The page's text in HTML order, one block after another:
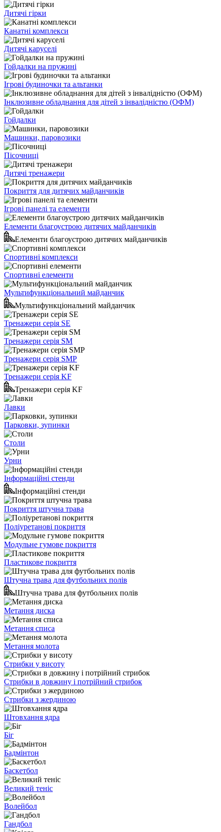
Дитячі гірки
Канатні комплекси
Дитячі каруселі
Гойдалки на пружині
Ігрові будиночки та альтанки
Інклюзивне обладнання для дітей з інвалідністю (ОФМ)
Гойдалки
Машинки, паровозики
Пісочниці
Дитячі тренажери
Покриття для дитячих майданчиків
Ігрові панелі та елементи
Елементи благоустрою дитячих майданчиків
Елементи благоустрою дитячих майданчиків
Спортивні комплекси
Спортивні елементи
Мультифункціональний майданчик
Мультифункціональний майданчик
Тренажери серія SE
Тренажери серія SM
Тренажери серія SMP
Тренажери серія KF
Тренажери серія KF
Лавки
Парковки, зупинки
Столи
Урни
Інформаційні стенди
Інформаційні стенди
Покриття штучна трава
Поліуретанові покриття
Модульне гумове покриття
Пластикове покриття
Штучна трава для футбольних полів
Штучна трава для футбольних полів
Метання диска
Метання списа
Метання молота
Стрибки у висоту
Стрибки в довжину і потрійний стрибок
Стрибки з жердиною
Штовхання ядра
Біг
Бадмінтон
Баскетбол
Великий теніс
Волейбол
Гандбол